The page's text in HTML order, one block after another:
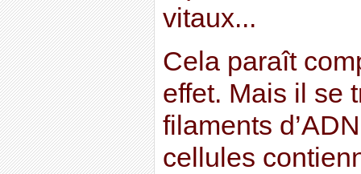
vitaux...
Cela paraît
effet. Mais il se
filaments
cellules